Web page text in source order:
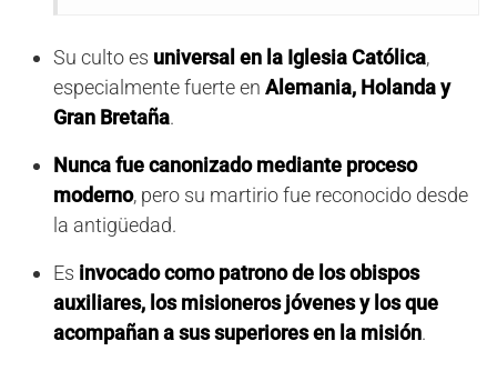
Su culto es universal en la Iglesia Católica,
especialmente fuerte en Alemania, Holanda y
Gran Bretaña.
Nunca fue canonizado mediante proceso
moderno, pero su martirio fue reconocido desde
la antigüedad.
Es invocado como patrono de los obispos
auxiliares, los misioneros jóvenes y los que
acompañan a sus superiores en la misión.